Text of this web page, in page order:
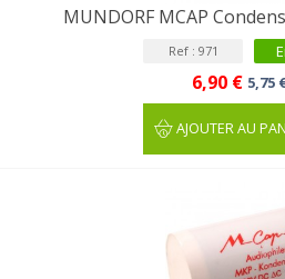
MUNDORF MCAP
Ref : 971
6,90 € 5,75
AJOUTER AU